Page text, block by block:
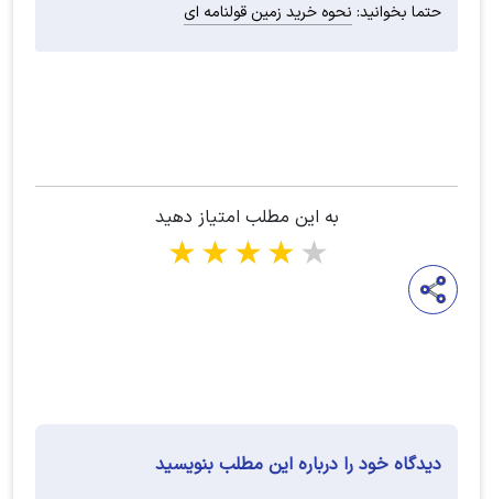
حتما بخوانید: نحوه خرید زمین قولنامه ای
به این مطلب امتیاز دهید
5 stars
4 stars
3 stars
2 stars
دیدگاه خود را درباره این مطلب بنویسید